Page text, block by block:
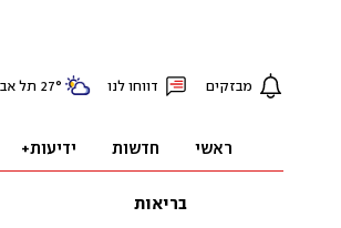
מבזקים דווחו לנו 27° תל
ראשי חדשות ידיעות+
בריאות